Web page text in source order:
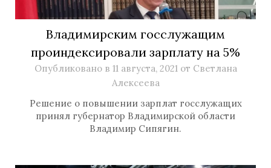
Владимирским госслужащим
проиндексировали зарплату на 5%
Опубликовано в 11 августа, 2021 от Светлана
Алексеева
Решение о повышении зарплат госслужащих
принял губернатор Владимирской области
Владимир Сипягин.